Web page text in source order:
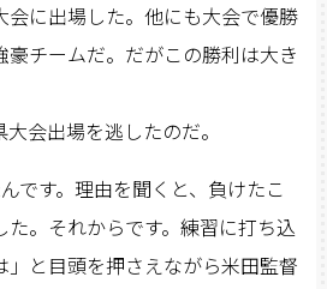
会に出場した。他にも大会で優勝
豪チームだ。だがこの勝利は大き
会出場を逃したのだ。
です。理由を聞くと、負けたこ
た。それからです。練習に打ち込
」と目頭を押さえながら米田監督